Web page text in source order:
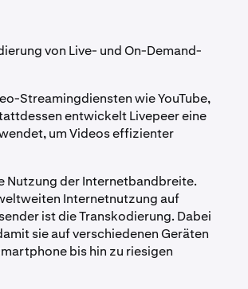
von Live- und On-Demand-
Streamingdiensten wie YouTube,
entwickelt Livepeer eine
um Videos effizienter
Nutzung der Internetbandbreite.
Internetnutzung auf
ist die Transkodierung. Dabei
sie auf verschiedenen Geräten
bis hin zu riesigen